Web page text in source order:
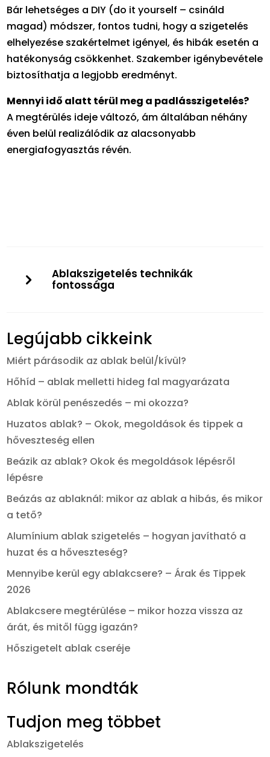
Bár lehetséges a DIY (do it yourself – csináld
magad) módszer, fontos tudni, hogy a szigetelés
elhelyezése szakértelmet igényel, és hibák esetén a
hatékonyság csökkenhet. Szakember igénybevétele
biztosíthatja a legjobb eredményt.
Mennyi idő alatt térül meg a padlásszigetelés?
A megtérülés ideje változó, ám általában néhány
éven belül realizálódik az alacsonyabb
energiafogyasztás révén.
Ablakszigetelés technikák
fontossága
Legújabb cikkeink
Miért párásodik az ablak belül/kívül?
Hőhíd – ablak melletti hideg fal magyarázata
Ablak körül penészedés – mi okozza?
Huzatos ablak? – Okok, megoldások és tippek a
hőveszteség ellen
Beázik az ablak? Okok és megoldások lépésről
lépésre
Beázás az ablaknál: mikor az ablak a hibás, és mikor
a tető?
Alumínium ablak szigetelés – hogyan javítható a
huzat és a hőveszteség?
Mennyibe kerül egy ablakcsere? – Árak és Tippek
2026
Ablakcsere megtérülése – mikor hozza vissza az
árát, és mitől függ igazán?
Hőszigetelt ablak cseréje
Rólunk mondták
Tudjon meg többet
Ablakszigetelés